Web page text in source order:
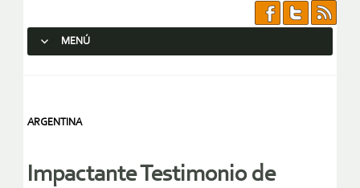
MENÚ
ARGENTINA
Impactante Testimonio de